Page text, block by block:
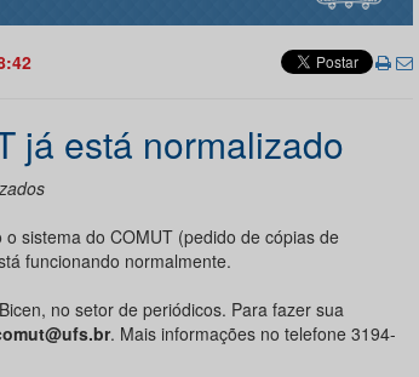
já está normalizado
sistema do COMUT (pedido de cópias de
funcionando normalmente.
Bicen, no setor de periódicos. Para fazer sua
. Mais informações no telefone 3194-